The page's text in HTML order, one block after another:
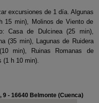
excursiones de 1 día. Algunas
15 min), Molinos de Viento de
Casa de Dulcinea (25 min),
(35 min), Lagunas de Ruidera
min), Ruinas Romanas de
(1 h 10 min).
9 - 16640 Belmonte (Cuenca)